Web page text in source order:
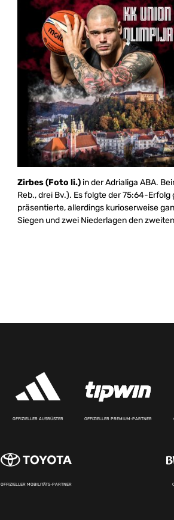
Zirbes (Foto li.) in der Adrialiga ABA.
Reb., drei Bv.). Es folgte der 75:64-
präsentierte, allerdings kurioserweise
Siegen und zwei Niederlagen den
OFFIZIELLER AUSRÜSTER OFFIZIELLER PREMIUM-PARTNER
OFFIZIELLER MOBILITÄTS-PARTNER